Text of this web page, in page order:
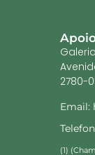
2780-
Email:
(1)